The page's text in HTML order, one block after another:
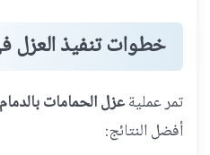
خطوات تنفيذ العزل
تمر عمليةعزل الحمامات بالدمام
أفضل النتائج: